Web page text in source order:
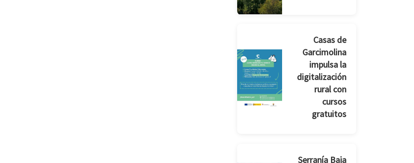
Casas de
Garcimolina
impulsa la
digitalización
rural con
cursos
gratuitos
Serranía Baja